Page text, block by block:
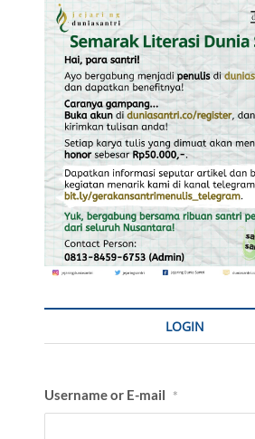
LOGIN
Username or E-mail *